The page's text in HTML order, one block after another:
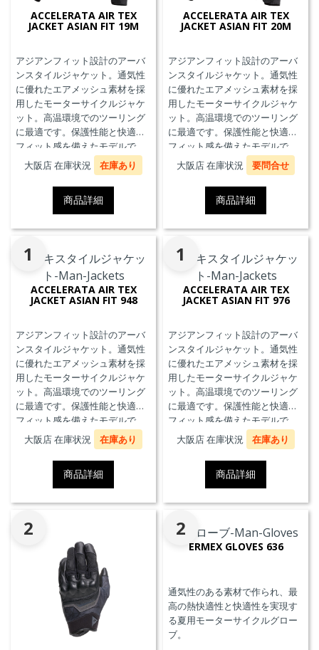
ACCELERATA AIR TEX
JACKET ASIAN FIT 19M
アジアンフィット設計のアーバ
ンスタイルジャケット。通気性
に優れたエアメッシュ素材を採
用したモーターサイクルジャケ
ット。高温環境でのツーリング
に最適です。保護性能と快適な
フィット感を備えたモデルで
す。
大阪店 在庫状況 在庫あり
商品詳細
ACCELERATA AIR TEX
JACKET ASIAN FIT 20M
アジアンフィット設計のアーバ
ンスタイルジャケット。通気性
に優れたエアメッシュ素材を採
用したモーターサイクルジャケ
ット。高温環境でのツーリング
に最適です。保護性能と快適な
フィット感を備えたモデルで
す。
大阪店 在庫状況 要問合せ
商品詳細
1
ACCELERATA AIR TEX
JACKET ASIAN FIT 948
アジアンフィット設計のアーバ
ンスタイルジャケット。通気性
に優れたエアメッシュ素材を採
用したモーターサイクルジャケ
ット。高温環境でのツーリング
に最適です。保護性能と快適な
フィット感を備えたモデルで
す。
大阪店 在庫状況 在庫あり
商品詳細
1
ACCELERATA AIR TEX
JACKET ASIAN FIT 976
アジアンフィット設計のアーバ
ンスタイルジャケット。通気性
に優れたエアメッシュ素材を採
用したモーターサイクルジャケ
ット。高温環境でのツーリング
に最適です。保護性能と快適な
フィット感を備えたモデルで
す。
大阪店 在庫状況 在庫あり
商品詳細
2 2
ERMEX GLOVES 636
通気性のある素材で作られ、最
高の熱快適性と快適性を実現す
る夏用モーターサイクルグロー
ブ。